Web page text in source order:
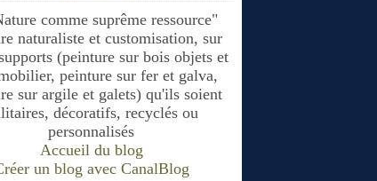
comme suprême ressource"
naturaliste et customisation, sur
(peinture sur bois objets et
peinture sur fer et galva,
sur argile et galets) qu'ils soient
décoratifs, recyclés ou
personnalisés
Accueil du blog
un blog avec CanalBlog